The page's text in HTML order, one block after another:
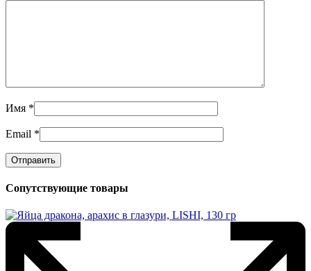
Имя *
Email *
Сопутствующие товары